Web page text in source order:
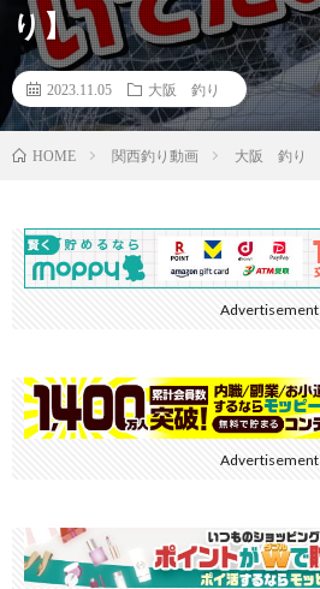
り】
2023.11.05 大阪 釣り
HOME 関西釣り動画 大阪 釣り
Advertisement
Advertisement